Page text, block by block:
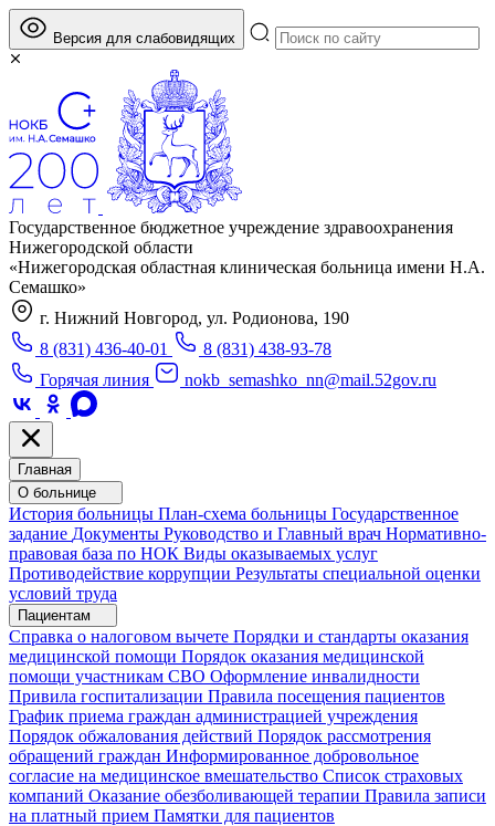
Версия для слабовидящих
Государственное бюджетное учреждение здравоохранения
Нижегородской области
«Нижегородская областная клиническая больница имени Н.А.
Семашко»
г. Нижний Новгород, ул. Родионова, 190
8 (831) 436-40-01
8 (831) 438-93-78
Горячая линия
nokb_semashko_nn@mail.52gov.ru
Главная
О больнице
История больницы План-схема больницы Государственное
задание Документы Руководство и Главный врач Нормативно-
правовая база по НОК Виды оказываемых услуг
Противодействие коррупции Результаты специальной оценки
условий труда
Пациентам
Справка о налоговом вычете Порядки и стандарты оказания
медицинской помощи Порядок оказания медицинской
помощи участникам СВО Оформление инвалидности
Привила госпитализации Правила посещения пациентов
График приема граждан администрацией учреждения
Порядок обжалования действий Порядок рассмотрения
обращений граждан Информированное добровольное
согласие на медицинское вмешательство Список страховых
компаний Оказание обезболивающей терапии Правила записи
на платный прием Памятки для пациентов